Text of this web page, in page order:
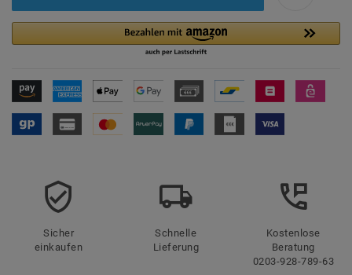
Sicher
einkaufen
Schnelle
Lieferung
Kostenlose
Beratung
0203-928-789-63